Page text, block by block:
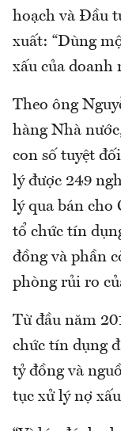
hoạch và Đầu
xuất: “Dùng
xấu của doanh
Theo ông
hàng Nhà
con số tuyệt
lý được 249
lý qua bán cho
tổ chức tín
đồng và phần
phòng rủi ro
Từ đầu năm
chức tín dụng
tỷ đồng và
tục xử lý nợ